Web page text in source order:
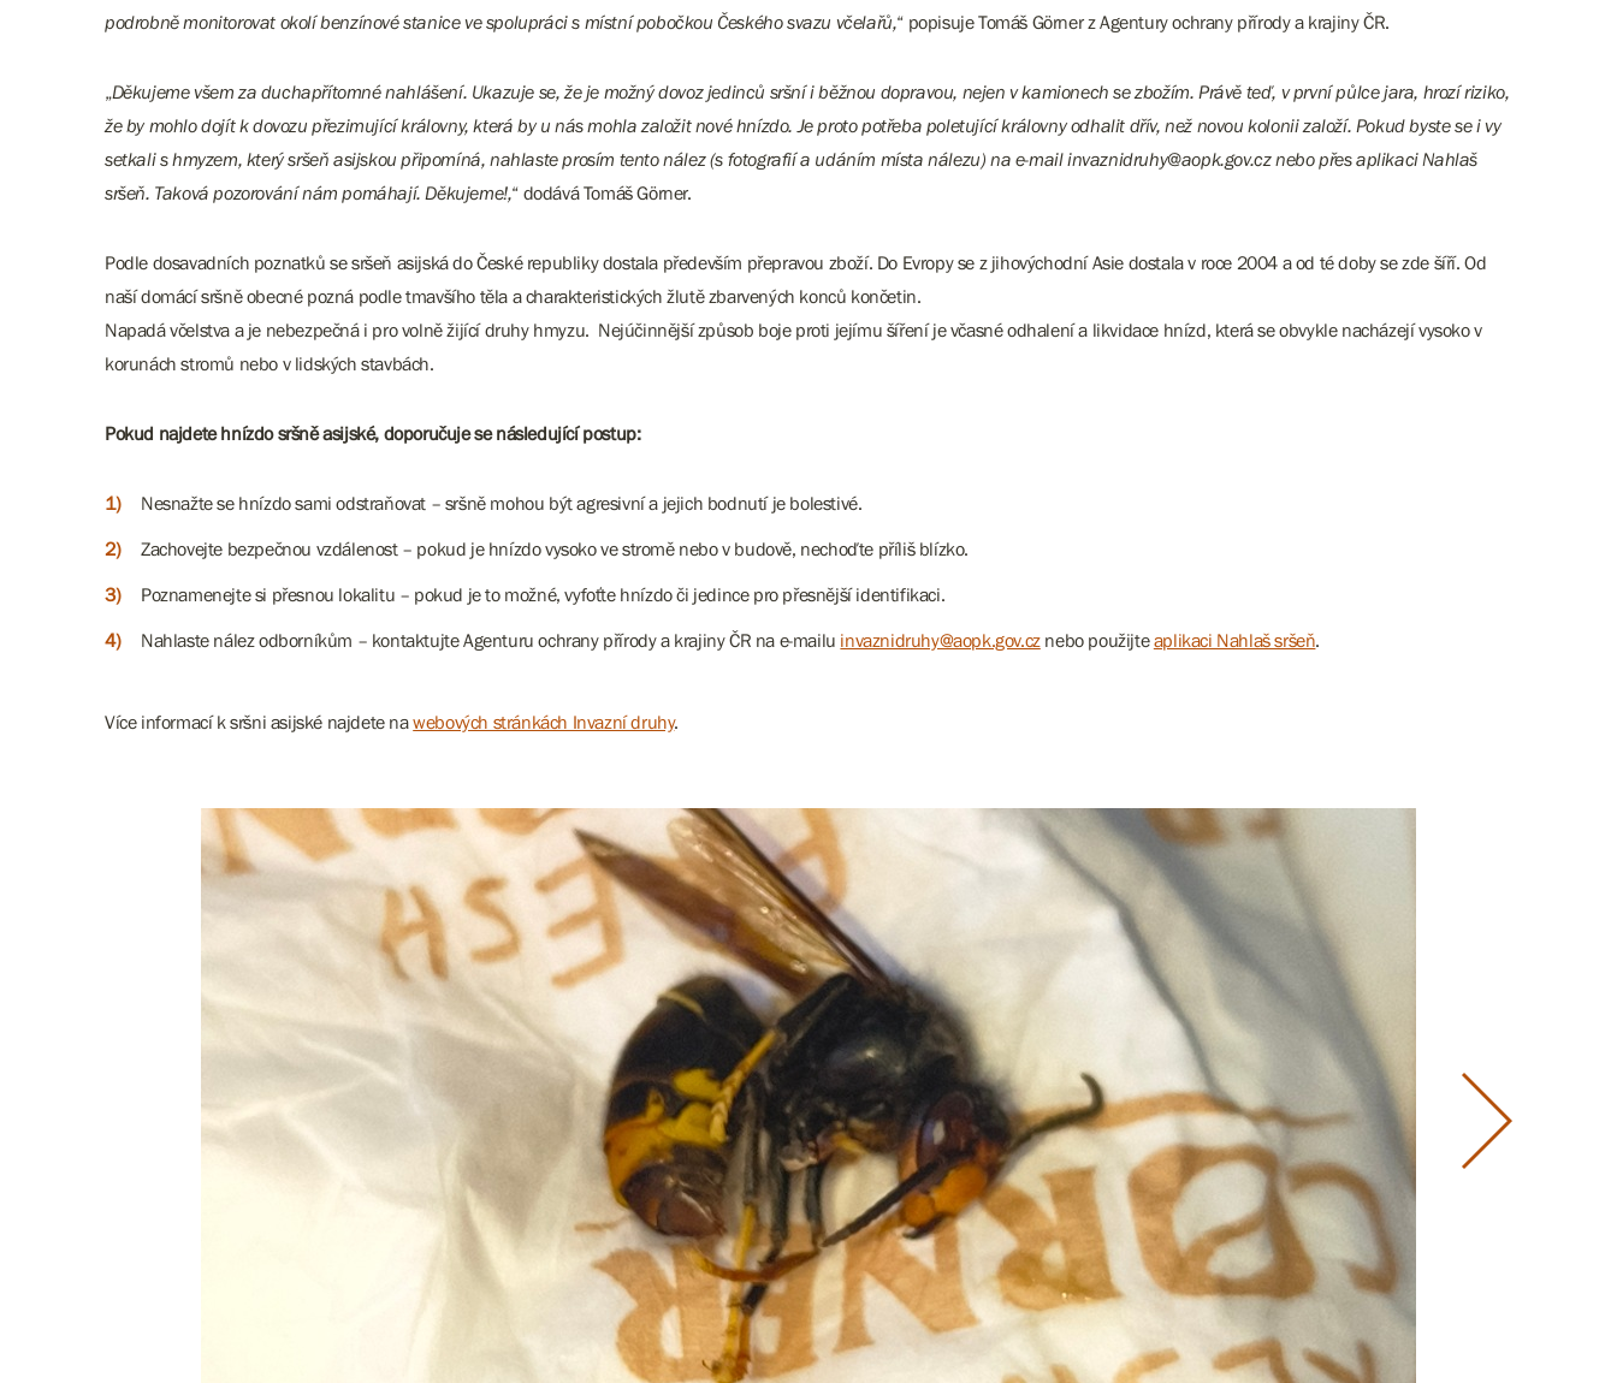
podrobně monitorovat okolí benzínové stanice ve spolupráci s místní pobočkou Českého svazu včelařů,“ popisuje Tomáš Görner z Agentury ochrany přírody a krajiny ČR.
„Děkujeme všem za duchapřítomné nahlášení. Ukazuje se, že je možný dovoz jedinců sršní i běžnou dopravou, nejen v kamionech se zbožím. Právě teď, v první půlce jara, hrozí riziko,
že by mohlo dojít k dovozu přezimující královny, která by u nás mohla založit nové hnízdo. Je proto potřeba poletující královny odhalit dřív, než novou kolonii založí. Pokud byste se i vy
setkali s hmyzem, který sršeň asijskou připomíná, nahlaste prosím tento nález (s fotografií a udáním místa nálezu) na e-mail invaznidruhy@aopk.gov.cz nebo přes aplikaci Nahlaš
sršeň. Taková pozorování nám pomáhají. Děkujeme!,“ dodává Tomáš Görner.
Podle dosavadních poznatků se sršeň asijská do České republiky dostala především přepravou zboží. Do Evropy se z jihovýchodní Asie dostala v roce 2004 a od té doby se zde šíří. Od
naší domácí sršně obecné pozná podle tmavšího těla a charakteristických žlutě zbarvených konců končetin.
Napadá včelstva a je nebezpečná i pro volně žijící druhy hmyzu. Nejúčinnější způsob boje proti jejímu šíření je včasné odhalení a likvidace hnízd, která se obvykle nacházejí vysoko v
korunách stromů nebo v lidských stavbách.
Pokud najdete hnízdo sršně asijské, doporučuje se následující postup:
Nesnažte se hnízdo sami odstraňovat – sršně mohou být agresivní a jejich bodnutí je bolestivé.
Zachovejte bezpečnou vzdálenost – pokud je hnízdo vysoko ve stromě nebo v budově, nechoďte příliš blízko.
Poznamenejte si přesnou lokalitu – pokud je to možné, vyfoťte hnízdo či jedince pro přesnější identifikaci.
Nahlaste nález odborníkům – kontaktujte Agenturu ochrany přírody a krajiny ČR na e-mailu invaznidruhy@aopk.gov.cznebo použijteaplikaci Nahlaš sršeň.
Více informací k sršni asijské najdete nawebových stránkách Invazní druhy.